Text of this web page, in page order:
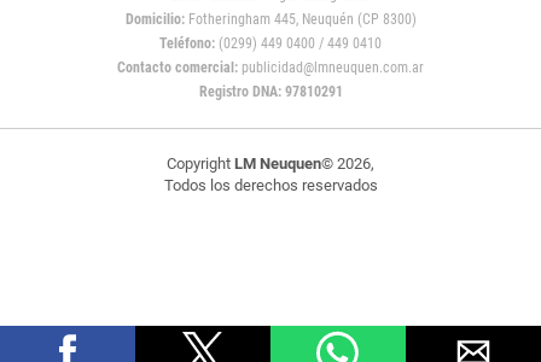
Domicilio:Fotheringham 445, Neuquén (CP 8300)
Teléfono: (0299) 449 0400 / 449 0410
Contacto comercial: publicidad@lmneuquen.com.ar
Registro DNA: 97810291
Copyright LM Neuquen© 2026,
Todos los derechos reservados